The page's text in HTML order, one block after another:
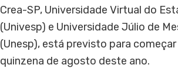
Crea-SP, Universidade Virtual do
(Univesp) e Universidade Júlio de
(Unesp), está previsto para
quinzena de agosto deste ano.